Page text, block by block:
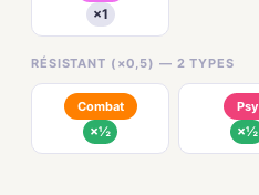
×1
RÉSISTANT (×0,5) — 2 TYPES
Combat
×½
Psy
×½